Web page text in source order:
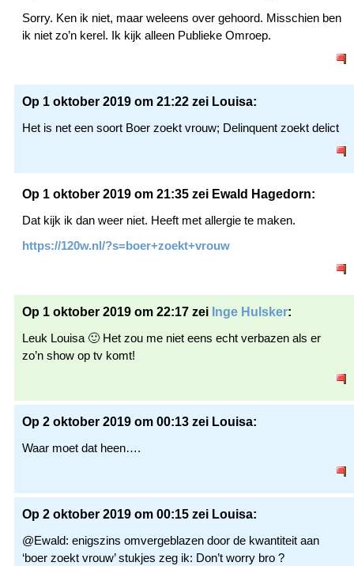
Sorry. Ken ik niet, maar weleens over gehoord. Misschien ben
ik niet zo’n kerel. Ik kijk alleen Publieke Omroep.
Op 1 oktober 2019 om 21:22 zei Louisa:
Het is net een soort Boer zoekt vrouw; Delinquent zoekt delict
Op 1 oktober 2019 om 21:35 zei Ewald Hagedorn:
Dat kijk ik dan weer niet. Heeft met allergie te maken.
https://120w.nl/?s=boer+zoekt+vrouw
Op 1 oktober 2019 om 22:17 zei Inge Hulsker:
Leuk Louisa 🙂 Het zou me niet eens echt verbazen als er
zo’n show op tv komt!
Op 2 oktober 2019 om 00:13 zei Louisa:
Waar moet dat heen….
Op 2 oktober 2019 om 00:15 zei Louisa:
@Ewald: enigszins omvergeblazen door de kwantiteit aan
‘boer zoekt vrouw’ stukjes zeg ik: Don’t worry bro ?